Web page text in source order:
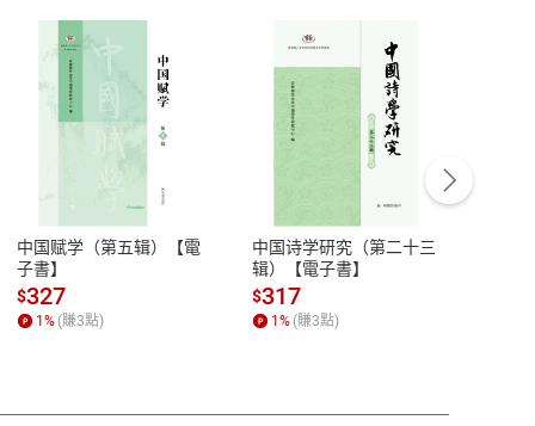
性
參
客服資訊
服務時間：週一到週五 10:00-12:00、
13:00-17:00 (國定假日及例假日休息)
客服電話：0080-1857077
中国赋学（第五辑）【電
子書】
$327
1% (賺3點)
中国诗学研究（第二十三
辑）【電子書】
$317
1% (賺3點)